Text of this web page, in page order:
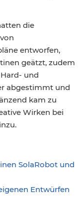
die
entworfen,
geätzt, zudem
und
abgestimmt und
kam zu
Wirken bei
SolaRobot und
Entwürfen